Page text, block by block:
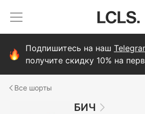
Подпишитесь на наш
получите скидку 10% на
шорты
БИЧ